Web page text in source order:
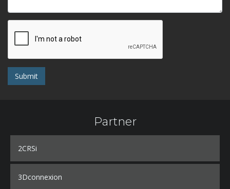
Submit
Partner
2CRSi
3Dconnexion